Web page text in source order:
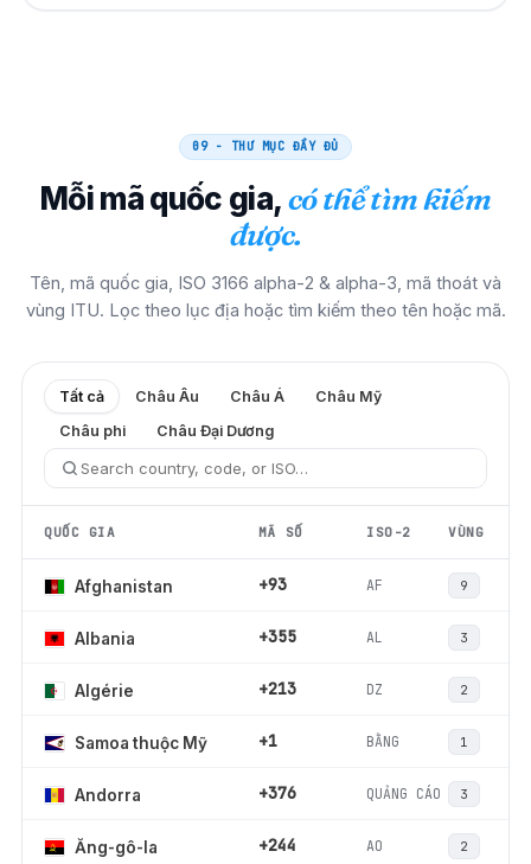
09 - THƯ MỤC ĐẦY ĐỦ
Mỗi mã quốc gia,có thể tìm kiếm
được.
Tên, mã quốc gia, ISO 3166 alpha-2 & alpha-3, mã thoát và
vùng ITU. Lọc theo lục địa hoặc tìm kiếm theo tên hoặc mã.
Tất cả Châu Âu Châu Á
Châu Mỹ
Châu phi
Châu Đại Dương
QUỐC GIA MÃ SỐ ISO-2 VÙNG
Afghanistan +93 AF 9
Albania +355 AL 3
Algérie +213 DZ 2
Samoa thuộc Mỹ +1 BẰNG 1
Andorra +376 QUẢNG CÁO 3
Ăng-gô-la +244 AO 2